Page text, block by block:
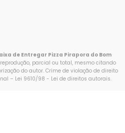
de Entregar Pizza Pirapora do Bom
parcial ou total, mesmo citando
do autor. Crime de violação de direito
– Lei 9610/98 - Lei de direitos autorais.